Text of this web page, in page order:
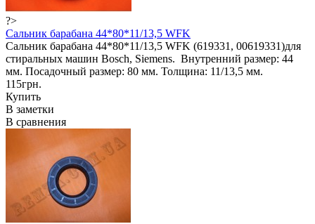
?>
Сальник барабана 44*80*11/13,5 WFK
Сальник барабана 44*80*11/13,5 WFK (619331, 00619331)для
стиральных машин Bosch, Siemens. Внутренний размер: 44
мм. Посадочный размер: 80 мм. Толщина: 11/13,5 мм.
115грн.
Купить
В заметки
В сравнения